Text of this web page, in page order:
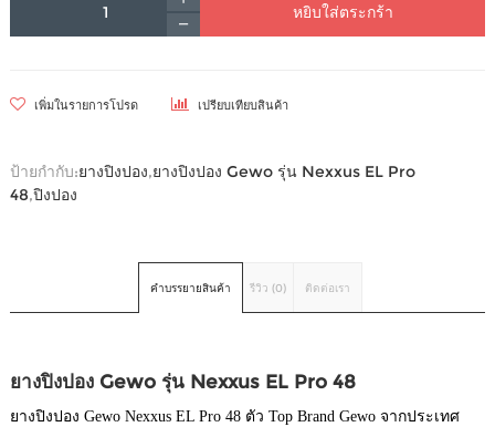
หยิบใส่ตระกร้า
เพิ่มในรายการโปรด เปรียบเทียบสินค้า
ป้ายกำกับ:ยางปิงปอง,ยางปิงปอง Gewo รุ่น Nexxus EL Pro
48,ปิงปอง
คำบรรยายสินค้า รีวิว (0) ติดต่อเรา
ยางปิงปอง Gewo รุ่น Nexxus EL Pro 48
ยางปิงปอง Gewo Nexxus EL Pro 48 ตัว Top Brand Gewo จากประเทศ